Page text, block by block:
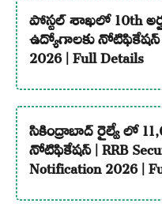
పోస్టల్ శాఖలో 10th
ఉద్యోగాలకు నోటిఫికేషన్ |
2026 | Full Details
సికింద్రాబాద్ రైల్వే లో
నోటిఫికేషన్ | RRB
Notification 2026 |